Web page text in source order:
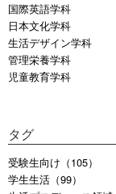
国際英語学科
日本文化学科
生活デザイン学科
管理栄養学科
児童教育学科
タグ
受験生向け（105）
学生生活（99）